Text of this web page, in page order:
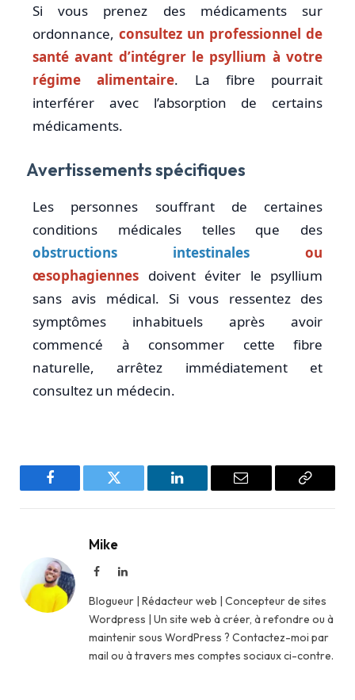
Si vous prenez des médicaments sur
ordonnance, consultez un professionnel de
santé avant d’intégrer le psyllium à votre
régime alimentaire. La fibre pourrait
interférer avec l’absorption de certains
médicaments.
Avertissements spécifiques
Les personnes souffrant de certaines
conditions médicales telles que des
obstructions intestinales ou
œsophagiennes doivent éviter le psyllium
sans avis médical. Si vous ressentez des
symptômes inhabituels après avoir
commencé à consommer cette fibre
naturelle, arrêtez immédiatement et
consultez un médecin.
Facebook Twitter LinkedIn Email
Copy
Mike
FacebookLinkedIn
Blogueur | Rédacteur web | Concepteur de sites
Wordpress | Un site web à créer, à refondre ou à
maintenir sous WordPress ? Contactez-moi par
mail ou à travers mes comptes sociaux ci-contre.